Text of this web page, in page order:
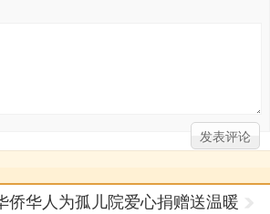
侨华人为孤儿院爱心捐赠送温暖